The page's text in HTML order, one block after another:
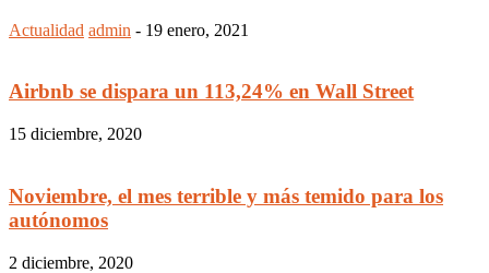
Actualidad admin - 19 enero, 2021
Airbnb se dispara un 113,24% en Wall Street
15 diciembre, 2020
Noviembre, el mes terrible y más temido para los
autónomos
2 diciembre, 2020